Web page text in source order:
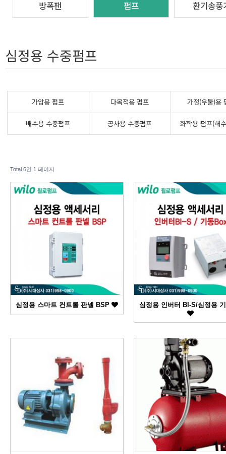
방폭팬 펌프 환기송풍
심정용 수중펌프
가압용 펌프 다목적용 펌프 가정(우물)용
배수용 수중펌프 공사용 수중펌프 화학용 펌프(해
Total 6건 1 페이지
심정용 스마트 컨트롤 판넬 BSP 심정용 인버터 BI-S/심정용